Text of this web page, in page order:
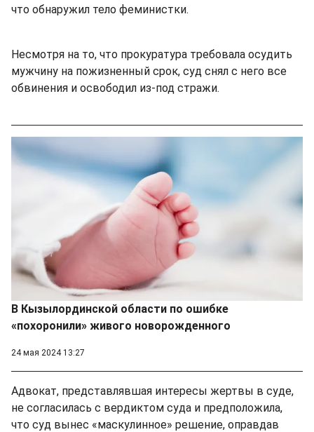
что обнаружил тело феминистки.
Несмотря на то, что прокуратура требовала осудить
мужчину на пожизненный срок, суд снял с него все
обвинения и освободил из-под стражи.
В Кызылординской области по ошибке
«похоронили» живого новорожденного
24 мая 2024 13:27
Адвокат, представлявшая интересы жертвы в суде,
не согласилась с вердиктом суда и предположила,
что суд вынес «маскулинное» решение, оправдав